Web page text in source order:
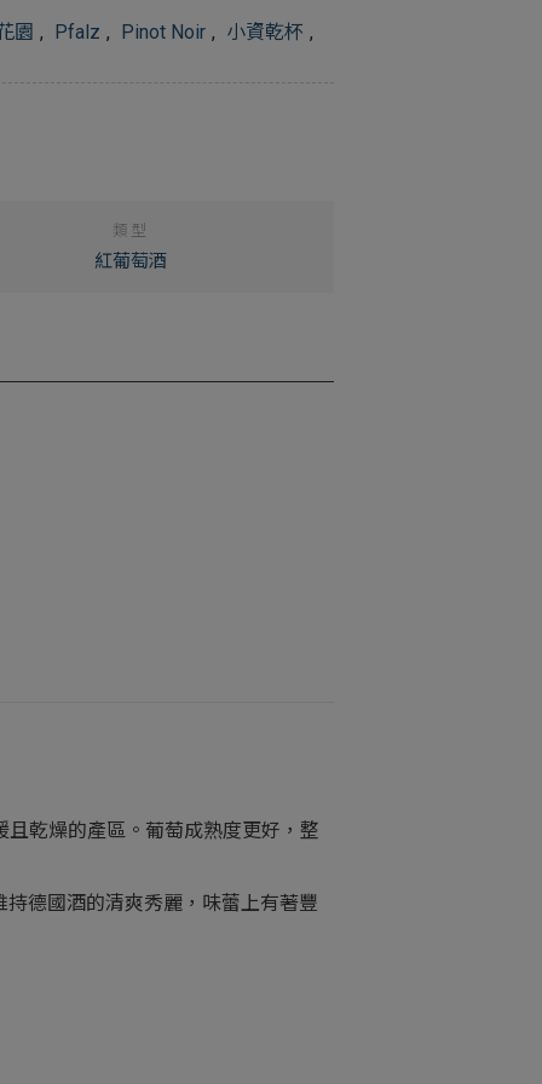
類型
紅葡萄酒
園 , Pfalz , Pinot Noir , 小資乾杯 ,
乾燥的產區。葡萄成熟度更好，整
德國酒的清爽秀麗，味蕾上有著豐